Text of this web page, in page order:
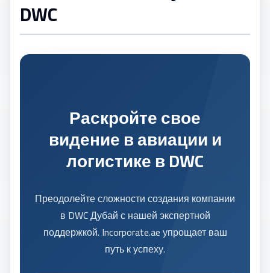
DWC
Раскройте свое
видение в авиации и
логистике в DWC
Преодолейте сложности создания компании
в DWC Дубай с нашей экспертной
поддержкой. Incorporate.ae упрощает ваш
путь к успеху.